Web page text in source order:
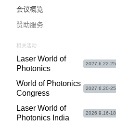
会议概览
赞助服务
相关活动
Laser World of
Photonics
2027.6.22-25
World of Photonics
Congress
2027.6.20-25
Laser World of
Photonics India
2026.9.16-18